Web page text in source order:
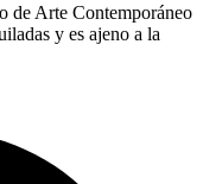
de Arte Contemporáneo
y es ajeno a la